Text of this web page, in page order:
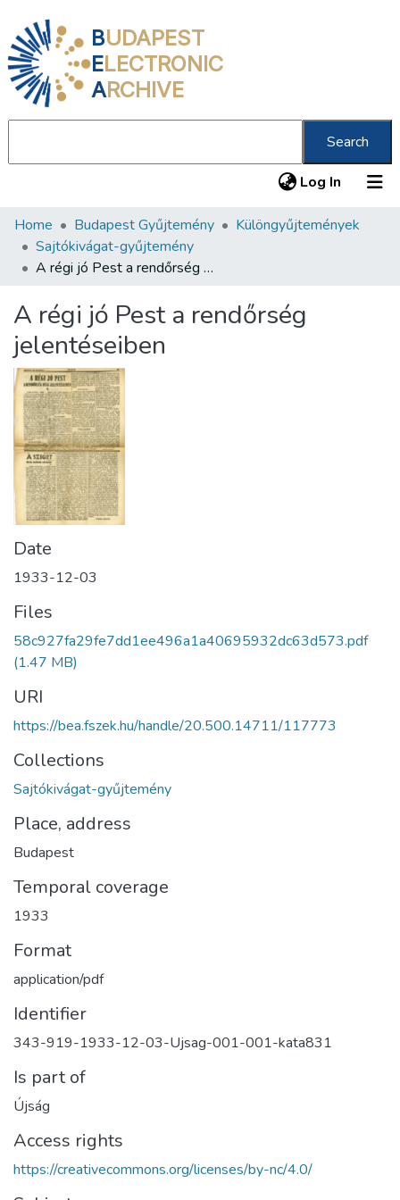
BUDAPEST
ELECTRONIC
ARCHIVE
Search
Log In (current)
Communities & Collections
All of DSpace
About us
Home Budapest Gyűjtemény
Különgyűjtemények
Sajtókivágat-gyűjtemény
A régi jó Pest a rendőrség jelentéseiben
A régi jó Pest a rendőrség
jelentéseiben
Date
1933-12-03
Files
58c927fa29fe7dd1ee496a1a40695932dc63d573.pdf
(1.47 MB)
URI
https://bea.fszek.hu/handle/20.500.14711/117773
Collections
Sajtókivágat-gyűjtemény
Place, address
Budapest
Temporal coverage
1933
Format
application/pdf
Identifier
343-919-1933-12-03-Ujsag-001-001-kata831
Is part of
Újság
Access rights
https://creativecommons.org/licenses/by-nc/4.0/